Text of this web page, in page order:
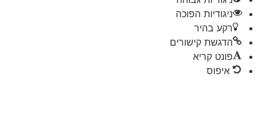
ניגודיות הפוכה
רקע בהיר
הדגשת קישורים
פונט קריא
איפוס